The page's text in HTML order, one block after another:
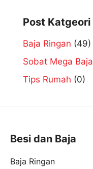
Post Katgeori
Baja Ringan (49)
Sobat Mega Baja
Tips Rumah (0)
Besi dan Baja
Baja Ringan